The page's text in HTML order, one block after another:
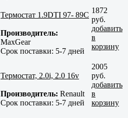
Термостат 1.9DTI 97- 89С
Производитель:
MaxGear
Срок поставки: 5-7 дней
1872
руб.
добавить
в
корзину
Термостат, 2.0i, 2.0 16v
Производитель: Renault
Срок поставки: 5-7 дней
2005
руб.
добавить
в
корзину